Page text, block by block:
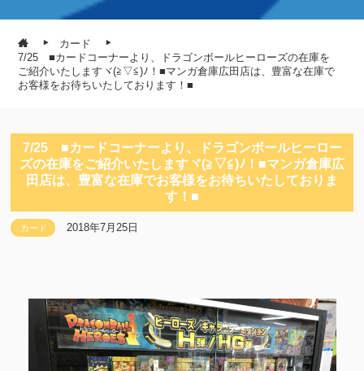
カード
7/25 ■カードコーナーより、ドラゴンボールヒーローズの在庫を
ご紹介いたしますヾ(≧▽≦)ﾉ！■マンガ倉庫広田店は、豊富な在庫で
お客様をお待ちいたしております！■
7/25 ■カードコーナーより、ドラゴンボールヒーロー
ズの在庫をご紹介いたしますヾ(≧▽≦)ﾉ！■マンガ倉庫広
田店は、豊富な在庫でお客様をお待ちいたしておりま
す！■
カード 2018年7月25日